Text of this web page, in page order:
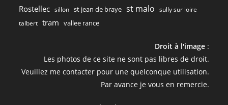
Rostellec sillon st jean de braye st malo sully sur loire
talbert tram vallee rance
Droit à l'image:
Les photos de ce site ne sont pas libres de droit.
Veuillez me contacter pour une quelconque utilisation.
Par avance je vous en remercie.